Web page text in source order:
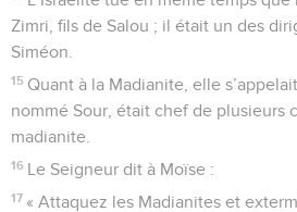
Zimri, fils de Salou ; il était un des
Siméon.
15 Quant à la Madianite, elle
nommé Sour, était chef de plusieurs
madianite.
16 Le Seigneur dit à Moïse :
17 « Attaquez les Madianites et